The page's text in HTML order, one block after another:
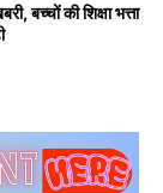
बच्चों की शिक्षा भत्ता